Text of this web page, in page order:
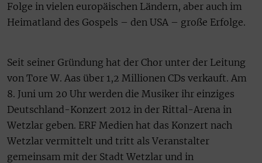
Folge in vielen europäischen Ländern, aber auch im
Heimatland des Gospels – den USA – große Erfolge.
Seit seiner Gründung hat der Chor unter der Leitung
von Tore W. Aas über 1,2 Millionen CDs verkauft. Am
8. Juni um 20 Uhr werden die Musiker ihr einziges
Deutschland-Konzert 2012 in der Rittal-Arena in
Wetzlar geben. ERF Medien hat das Konzert nach
Wetzlar vermittelt und tritt als Veranstalter
gemeinsam mit der Stadt Wetzlar und in